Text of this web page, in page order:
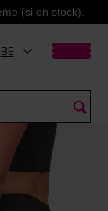
(si en stock).
BE